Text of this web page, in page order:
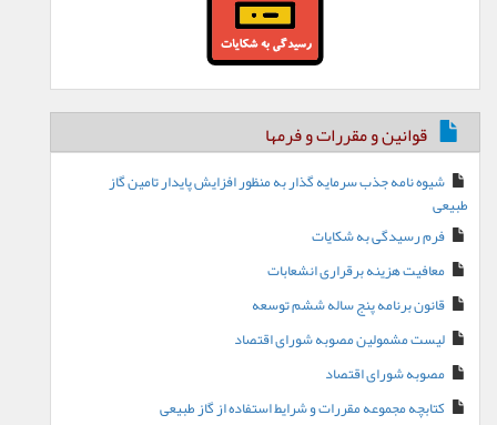
قوانین و مقررات و فرمها
شیوه نامه جذب سرمایه گذار به منظور افزایش پایدار تامین گاز
طبیعی
فرم رسیدگی به شکایات
معافیت هزینه برقراری انشعابات
قانون برنامه پنج ساله ششم توسعه
لیست مشمولین مصوبه شورای اقتصاد
مصوبه شورای اقتصاد
کتابچه مجموعه مقررات و شرایط استفاده از گاز طبیعی